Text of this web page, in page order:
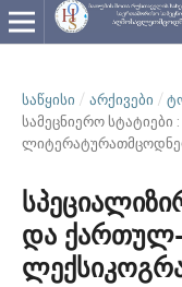
ᲡᲐᲬᲧᲘᲡᲘ / ᲐᲠᲥᲘᲕᲔᲑᲘ /
სამეცნიერო სტატიები
და